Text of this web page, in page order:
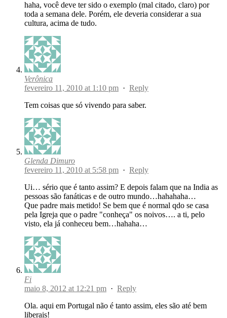
haha, você deve ter sido o exemplo (mal citado, claro) por
toda a semana dele. Porém, ele deveria considerar a sua
cultura, acima de tudo.
Verônica
fevereiro 11, 2010 at 1:10 pm · Reply
Tem coisas que só vivendo para saber.
Glenda Dimuro
fevereiro 11, 2010 at 5:58 pm · Reply
Ui… sério que é tanto assim? E depois falam que na India as
pessoas são fanáticas e de outro mundo…hahahaha…
Que padre mais metido! Se bem que é normal qdo se casa
pela Igreja que o padre "conheça" os noivos…. a ti, pelo
visto, ela já conheceu bem…hahaha…
Fi
maio 8, 2012 at 12:21 pm · Reply
Ola. aqui em Portugal não é tanto assim, eles são até bem
liberais!